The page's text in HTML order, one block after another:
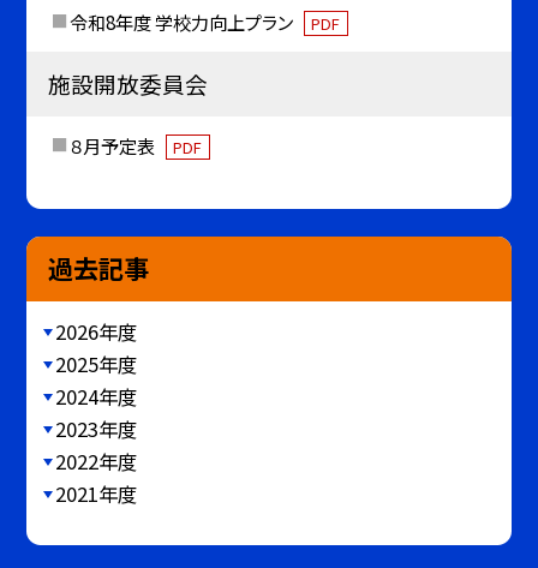
令和8年度 学校力向上プラン PDF
施設開放委員会
８月予定表 PDF
過去記事
2026年度
2025年度
2024年度
2023年度
2022年度
2021年度